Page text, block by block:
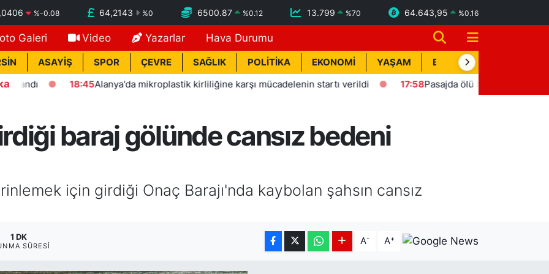
%-0.08 64,2143 %0 6500.87 %0.12 13.799 %70 64.643,95 %0.16
Galeri Video Yazarlar Hava Durumu
ASAYİŞ SPOR ÇEVRE SAĞLIK POLİTİKA EKONOMİ YAŞAM BİK İLAN
18:45 Alanya'da mikroplastik kirliliğine karşı mücadelenin startı verildi 17:58 Pasajda ölü bulunan Eyüp Can
baraj gölünde cansız bedeni
için girdiği Onaç Barajı'nda kaybolan şahsın cansız
1 DK
SÜRESI A- A+